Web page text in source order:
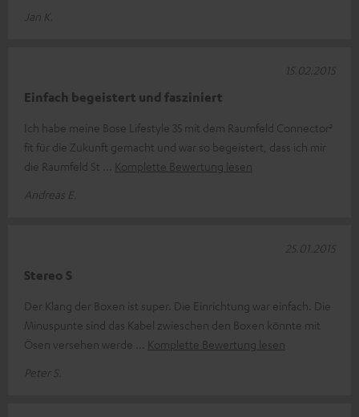
Jan K.
Einfach begeistert und fasziniert
Ich habe meine Bose Lifestyle 35 mit dem Raumfeld Connector²
fit für die Zukunft gemacht und war so begeistert, dass ich mir
die Raumfeld St
Komplette Bewertung lesen
Andreas E.
15.02.2015
Stereo S
Der Klang der Boxen ist super. Die Einrichtung war einfach. Die
Minuspunte sind das Kabel zwieschen den Boxen könnte mit
Ösen versehen werde
Komplette Bewertung lesen
Peter S.
25.01.2015